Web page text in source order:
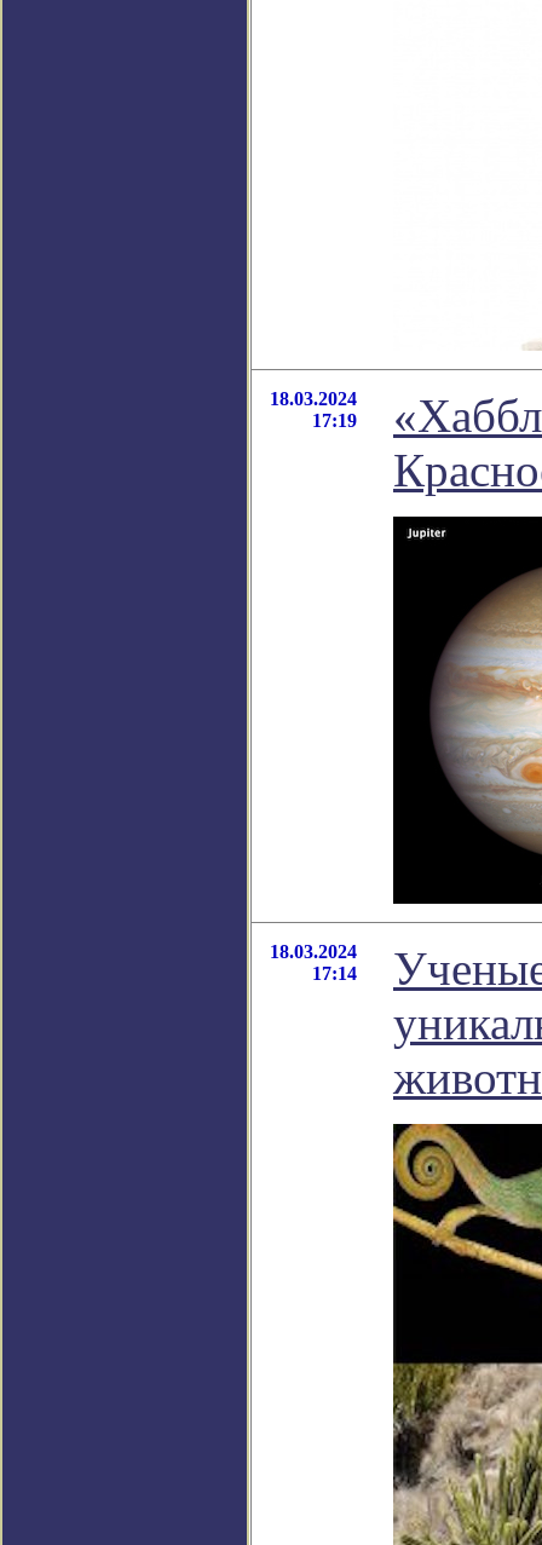
18.03.2024
17:19
18.03.2024
17:14